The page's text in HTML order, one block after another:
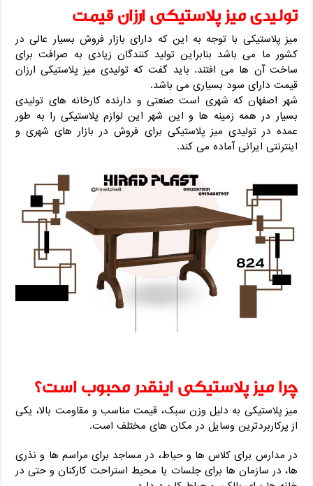
تولیدی میز پلاستیکی ارزان قیمت
میز پلاستیکی با توجه به این که دارای بازار فروش بسیار عالی در
کشور ما می باشد بنابراین تولید کنندگان زیادی به صرافت برای
ساخت آن ها می افتند. باید گفت که تولیدی میز پلاستیکی ارزان
قیمت دارای سود بسیاری می باشد.
شهر اصفهان که شهری است صنعتی و دارنده کارخانه های تولیدی
بسیار در همه زمینه ها و این شهر این لوازم پلاستیکی را به طور
عمده در تولیدی میز پلاستیکی برای فروش در بازار های شهری و
اینترنتی ایرانی آماده می کند.
چرا میز پلاستیکی اینقدر محبوب است؟
میز پلاستیکی به ‌دلیل وزن سبک، قیمت مناسب و مقاومت بالا، یکی
از پرکاربردترین وسایل در مکان‌ های مختلف است.
در مدارس برای کلاس‌ ها و حیاط، در مساجد برای مراسم‌ ها و نذری
‌ها، در سازمان ‌ها برای جلسات یا محیط استراحت کارکنان و حتی در